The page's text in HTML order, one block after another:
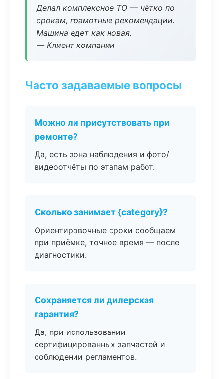
Делал комплексное ТО — чётко по
срокам, грамотные рекомендации.
Машина едет как новая.
— Клиент компании
Часто задаваемые вопросы
Можно ли присутствовать при
ремонте?
Да, есть зона наблюдения и фото/
видеоотчёты по этапам работ.
Сколько занимает {category}?
Ориентировочные сроки сообщаем
при приёмке, точное время — после
диагностики.
Сохраняется ли дилерская
гарантия?
Да, при использовании
сертифицированных запчастей и
соблюдении регламентов.